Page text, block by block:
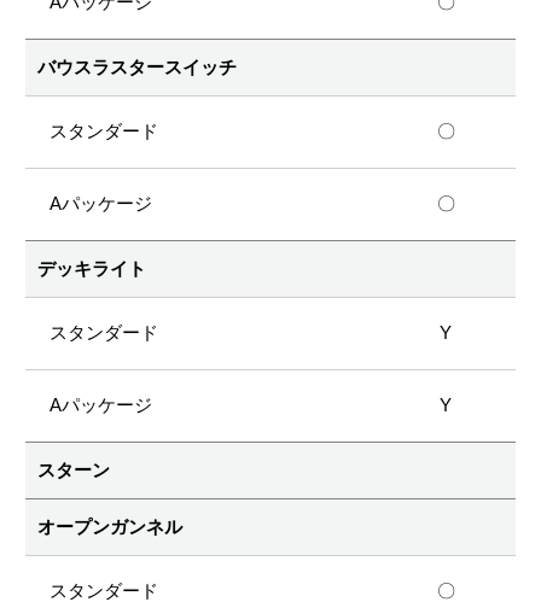
バウスラスタースイッチ
〇
〇
デッキライト
Y
Y
スターン
オープンガンネル
〇